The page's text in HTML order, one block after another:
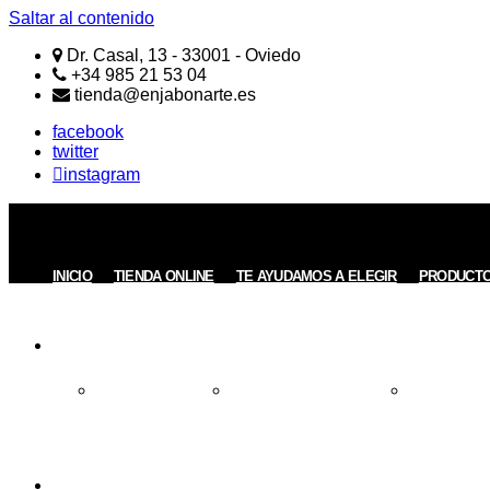
Saltar al contenido
Dr. Casal, 13 - 33001 - Oviedo
+34 985 21 53 04
tienda@enjabonarte.es
facebook
twitter
instagram
Artesanos
INICIO TIENDA ONLINE TE AYUDAMOS A ELEGIR